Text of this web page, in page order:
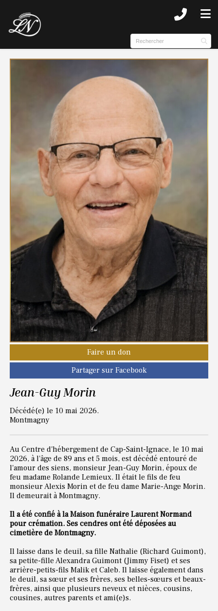
(NOTRE HISTOIRE )
(COMPLEXE )
Faire un don
Partager sur Facebook
Jean-Guy Morin
Décédé(e) le 10 mai 2026.
Montmagny
Au Centre d'hébergement de Cap-Saint-Ignace, le 10 mai
2026, à l'âge de 89 ans et 5 mois, est décédé entouré de
l'amour des siens, monsieur Jean-Guy Morin, époux de
feu madame Rolande Lemieux. Il était le fils de feu
monsieur Alexis Morin et de feu dame Marie-Ange Morin.
Il demeurait à Montmagny.
Il a été confié à la Maison funéraire Laurent Normand
pour crémation. Ses cendres ont été déposées au
cimetière de Montmagny.
Il laisse dans le deuil, sa fille Nathalie (Richard Guimont),
sa petite-fille Alexandra Guimont (Jimmy Fiset) et ses
arrière-petits-fils Malik et Caleb. Il laisse également dans
le deuil, sa sœur et ses frères, ses belles-sœurs et beaux-
frères, ainsi que plusieurs neveux et nièces, cousins,
cousines, autres parents et ami(e)s.